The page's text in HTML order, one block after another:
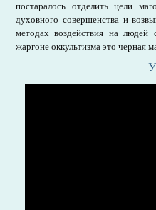
постаралось отделить цели
духовного совершенства и
методах воздействия на
жаргоне оккультизма это черная